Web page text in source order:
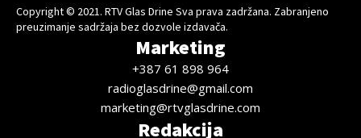
Copyright © 2021. RTV Glas Drine Sva prava zadržana. Zabranjeno
preuzimanje sadržaja bez dozvole izdavača.
Marketing
+387 61 898 964
radioglasdrine@gmail.com
marketing@rtvglasdrine.com
Redakcija